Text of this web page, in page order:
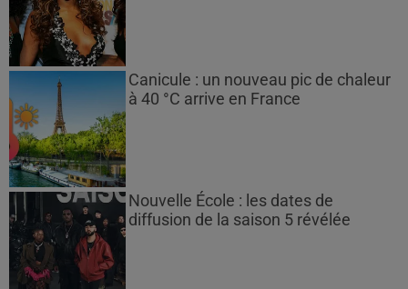
Canicule : un nouveau pic de chaleur
à 40 °C arrive en France
Nouvelle École : les dates de
diffusion de la saison 5 révélée